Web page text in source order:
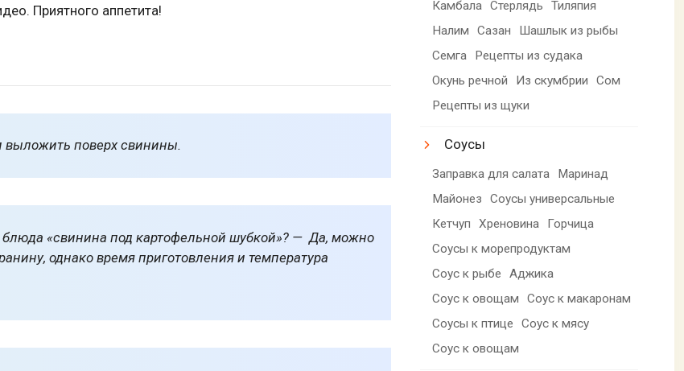
Приятного аппетита!
выложить поверх свинины.
«свинина под картофельной шубкой»? — Да, можно
однако время приготовления и температура
Камбала Стерлядь
Тиляпия
Налим
Сазан
Шашлык из рыбы
Семга
Рецепты из судака
Окунь речной
Из скумбрии
Сом
Рецепты из щуки
Соусы
Заправка для салата
Маринад
Майонез
Соусы универсальные
Кетчуп
Хреновина
Горчица
Соусы к морепродуктам
Соус к рыбе
Аджика
Соус к овощам
Соус к макаронам
Соусы к птице
Соус к мясу
Соус к овощам